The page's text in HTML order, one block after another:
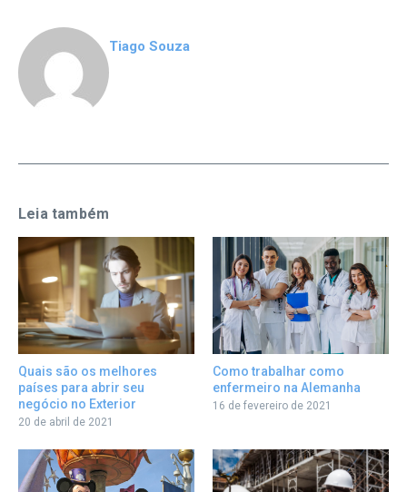
Tiago Souza
Leia também
Quais são os melhores
países para abrir seu
negócio no Exterior
20 de abril de 2021
Como trabalhar como
enfermeiro na Alemanha
16 de fevereiro de 2021